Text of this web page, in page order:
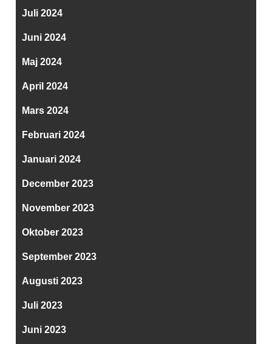
Juli 2024
Juni 2024
Maj 2024
April 2024
Mars 2024
Februari 2024
Januari 2024
December 2023
November 2023
Oktober 2023
September 2023
Augusti 2023
Juli 2023
Juni 2023